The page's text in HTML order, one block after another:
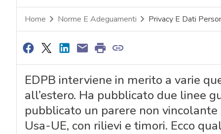
Home Norme E Adeguamenti Privacy E Dati
EDPB interviene in merito a varie
all’estero. Ha pubblicato due linee
pubblicato un parere non
Usa-UE, con rilievi e timori. Ecco